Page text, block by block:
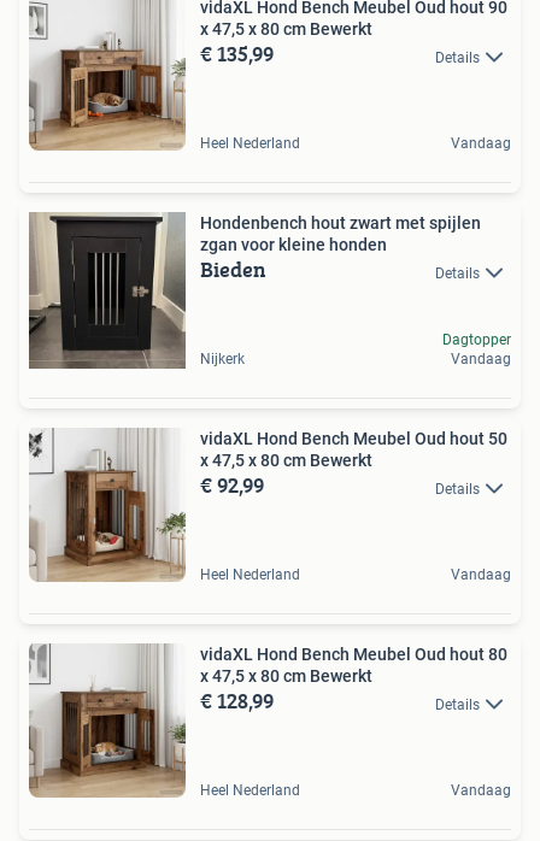
vidaXL Hond Bench Meubel Oud hout 90
x 47,5 x 80 cm Bewerkt
€ 135,99 Details
Heel Nederland Vandaag
Hondenbench hout zwart met spijlen
zgan voor kleine honden
Bieden Details
Nijkerk
Dagtopper
Vandaag
vidaXL Hond Bench Meubel Oud hout 50
x 47,5 x 80 cm Bewerkt
€ 92,99 Details
Heel Nederland Vandaag
vidaXL Hond Bench Meubel Oud hout 80
x 47,5 x 80 cm Bewerkt
€ 128,99 Details
Heel Nederland Vandaag